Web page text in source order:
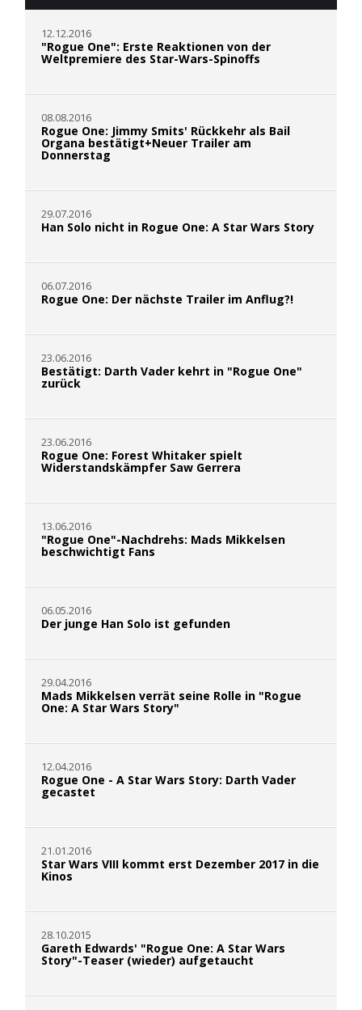
12.12.2016
"Rogue One": Erste Reaktionen von der
Weltpremiere des Star-Wars-Spinoffs
08.08.2016
Rogue One: Jimmy Smits' Rückkehr als Bail
Organa bestätigt+Neuer Trailer am
Donnerstag
29.07.2016
Han Solo nicht in Rogue One: A Star Wars Story
06.07.2016
Rogue One: Der nächste Trailer im Anflug?!
23.06.2016
Bestätigt: Darth Vader kehrt in "Rogue One"
zurück
23.06.2016
Rogue One: Forest Whitaker spielt
Widerstandskämpfer Saw Gerrera
13.06.2016
"Rogue One"-Nachdrehs: Mads Mikkelsen
beschwichtigt Fans
06.05.2016
Der junge Han Solo ist gefunden
29.04.2016
Mads Mikkelsen verrät seine Rolle in "Rogue
One: A Star Wars Story"
12.04.2016
Rogue One - A Star Wars Story: Darth Vader
gecastet
21.01.2016
Star Wars VIII kommt erst Dezember 2017 in die
Kinos
28.10.2015
Gareth Edwards' "Rogue One: A Star Wars
Story"-Teaser (wieder) aufgetaucht